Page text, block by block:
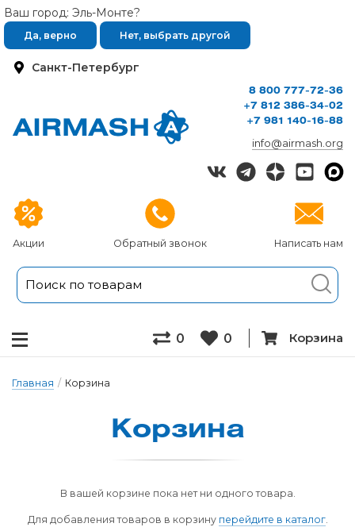
Санкт-Петербург
Ваш город: Эль-Монте?
Да, верно Нет, выбрать другой
Акции Обратный звонок Написать нам
8 800 777-72-36
+7 812 386-34-02
+7 981 140-16-88
info@airmash.org
0 0 Корзина
Главная / Корзина
Корзина
В вашей корзине пока нет ни одного товара.
Для добавления товаров в корзину перейдите в каталог.